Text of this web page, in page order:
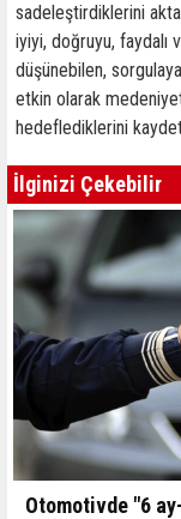
sadeleştirdiklerini
iyiyi, doğruyu, faydalı
düşünebilen,
etkin olarak
hedeflediklerini
İlginizi Çekebilir
Otomotivde "6